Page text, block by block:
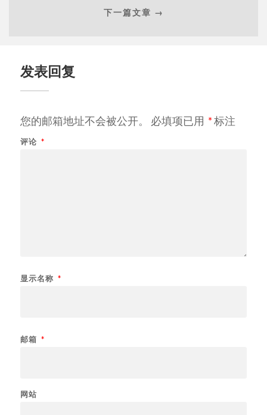
下一篇文章 →
发表回复
您的邮箱地址不会被公开。 必填项已用 *标注
评论 *
显示名称 *
邮箱 *
网站